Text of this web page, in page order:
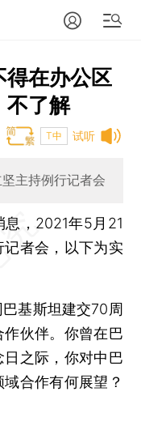
得在办公区
不了解
试听
T中
主持例行记者会
息，2021年5月21
者会，以下为实
基斯坦建交70周
伙伴。你曾在巴
之际，你对中巴
合作有何展望？